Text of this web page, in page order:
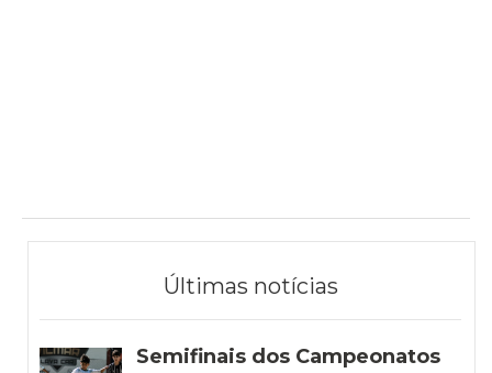
Últimas notícias
Semifinais dos Campeonatos